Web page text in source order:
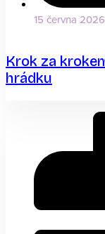
15 června 2026
Krok za
hrádku